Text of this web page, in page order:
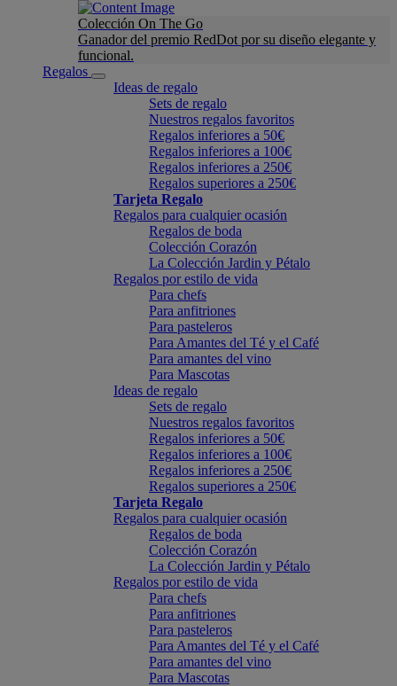
Colección On The Go
Ganador del premio RedDot por su diseño elegante y
funcional.
Regalos
Ideas de regalo
Sets de regalo
Nuestros regalos favoritos
Regalos inferiores a 50€
Regalos inferiores a 100€
Regalos inferiores a 250€
Regalos superiores a 250€
Tarjeta Regalo
Regalos para cualquier ocasión
Regalos de boda
Colección Corazón
La Colección Jardin y Pétalo
Regalos por estilo de vida
Para chefs
Para anfitriones
Para pasteleros
Para Amantes del Té y el Café
Para amantes del vino
Para Mascotas
Ideas de regalo
Sets de regalo
Nuestros regalos favoritos
Regalos inferiores a 50€
Regalos inferiores a 100€
Regalos inferiores a 250€
Regalos superiores a 250€
Tarjeta Regalo
Regalos para cualquier ocasión
Regalos de boda
Colección Corazón
La Colección Jardin y Pétalo
Regalos por estilo de vida
Para chefs
Para anfitriones
Para pasteleros
Para Amantes del Té y el Café
Para amantes del vino
Para Mascotas